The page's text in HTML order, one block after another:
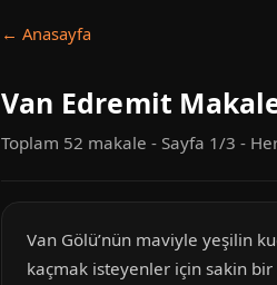
← Anasayfa
Van Edremit
Toplam 52 makale - Sayfa 1/3 -
Van Gölü’nün maviyle yeşilin
kaçmak isteyenler için sakin bir